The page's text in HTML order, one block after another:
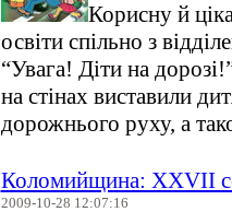
Корисну й
освіти спільно з
“Увага! Діти на
на стінах виставили
дорожнього руху, а
Коломийщина: ХХVІІ
2009-10-28 12:07:16